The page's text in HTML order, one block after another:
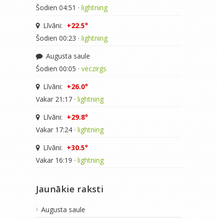
Šodien 04:51 · lightning
Līvāni: +22.5°
Šodien 00:23 · lightning
Augusta saule
Šodien 00:05 · veczirgs
Līvāni: +26.0°
Vakar 21:17 · lightning
Līvāni: +29.8°
Vakar 17:24 · lightning
Līvāni: +30.5°
Vakar 16:19 · lightning
Jaunākie raksti
Augusta saule